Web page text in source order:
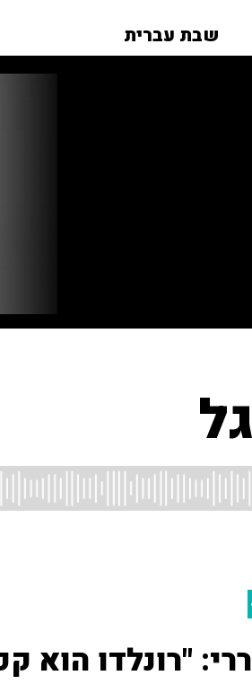
שבת עברית
"רונלדו